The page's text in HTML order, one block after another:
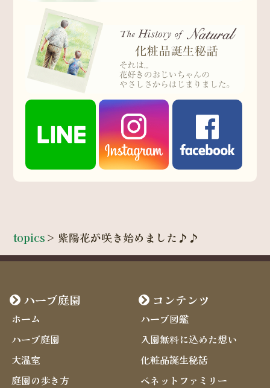
topics > 紫陽花が咲き始めました♪♪
ハーブ庭園
ホーム
ハーブ庭園
大温室
庭園の歩き方
コンテンツ
ハーブ図鑑
入園無料に込めた想い
化粧品誕生秘話
ベネットファミリー